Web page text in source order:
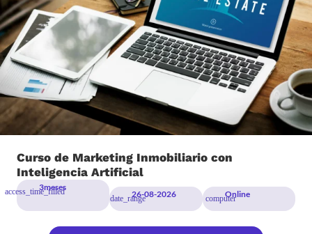
Curso de Marketing Inmobiliario con
Inteligencia Artificial
3meses
26-08-2026 Online